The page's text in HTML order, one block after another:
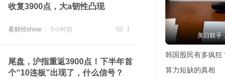
收复3900点，大a韧性凸现
看财经show 5小时前
1
尾盘，沪指重返3900点！下半年首
个“10连板”出现了，什么信号？
美日联手
韩国股民有多疯狂
背后折射了哪些社
算力短缺的真相